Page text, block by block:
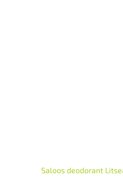
Saloos deodorant